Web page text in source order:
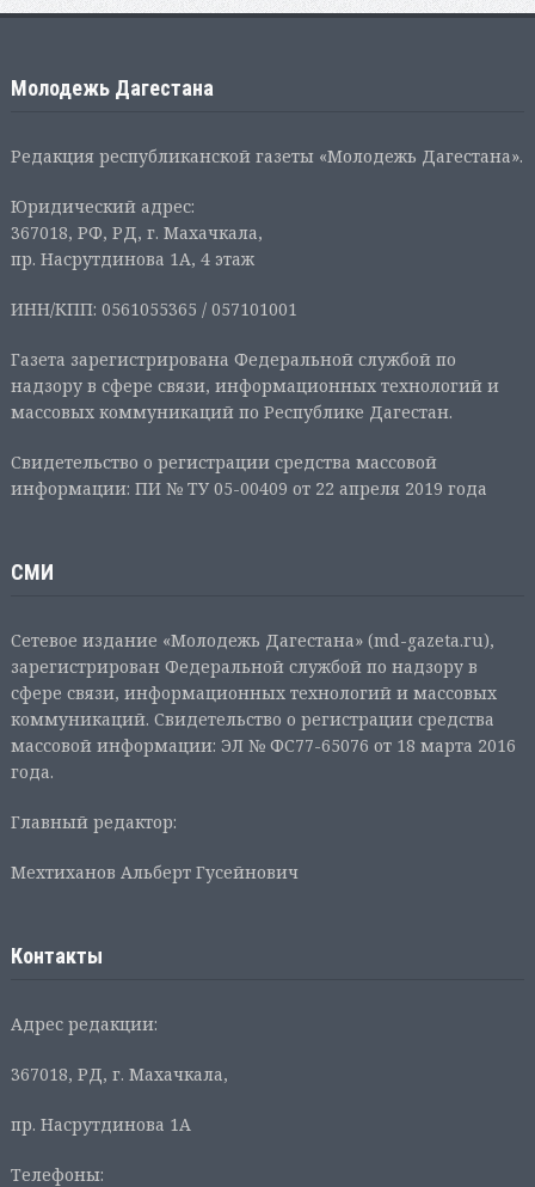
Молодежь Дагестана
Редакция республиканской газеты «Молодежь Дагестана».
Юридический адрес:
367018, РФ, РД, г. Махачкала,
пр. Насрутдинова 1А, 4 этаж
ИНН/КПП: 0561055365 / 057101001
Газета зарегистрирована Федеральной службой по
надзору в сфере связи, информационных технологий и
массовых коммуникаций по Республике Дагестан.
Свидетельство о регистрации средства массовой
информации: ПИ № ТУ 05-00409 от 22 апреля 2019 года
СМИ
Сетевое издание «Молодежь Дагестана» (md-gazeta.ru),
зарегистрирован Федеральной службой по надзору в
сфере связи, информационных технологий и массовых
коммуникаций. Свидетельство о регистрации средства
массовой информации: ЭЛ № ФС77-65076 от 18 марта 2016
года.
Главный редактор:
Мехтиханов Альберт Гусейнович
Контакты
Адрес редакции:
367018, РД, г. Махачкала,
пр. Насрутдинова 1А
Телефоны: